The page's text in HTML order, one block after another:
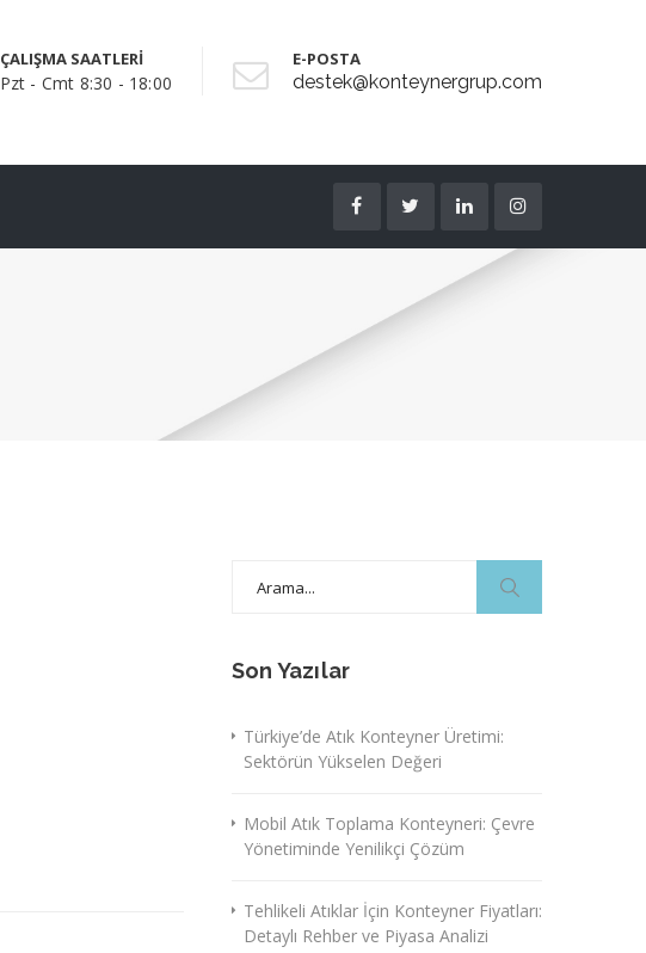
ÇALIŞMA SAATLERİ
Pzt - Cmt 8:30 - 18:00
E-POSTA
destek@konteynergrup.com
Son Yazılar
Türkiye’de Atık Konteyner Üretimi:
Sektörün Yükselen Değeri
Mobil Atık Toplama Konteyneri: Çevre
Yönetiminde Yenilikçi Çözüm
Tehlikeli Atıklar İçin Konteyner Fiyatları:
Detaylı Rehber ve Piyasa Analizi